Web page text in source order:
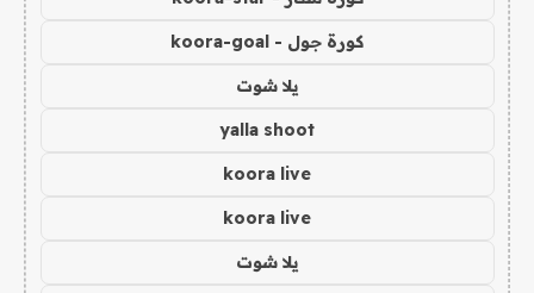
كورة جول - koora-goal
يلا شوت
yalla shoot
koora live
koora live
يلا شوت